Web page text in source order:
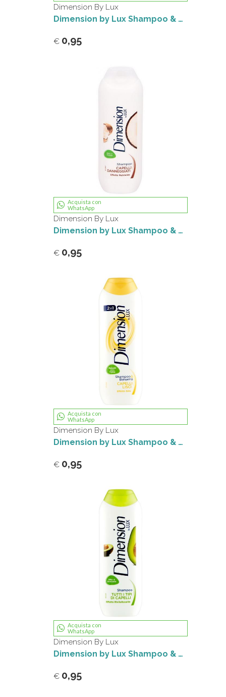
Dimension By Lux
Dimension by Lux Shampoo & Balsamo 2in1 Capelli Normali Effetto Brillantezza 250 ml
€ 0,95
Acquista con
WhatsApp
Dimension By Lux
Dimension by Lux Shampoo & Balsamo 2in1 Capelli Danneggiati Effetto Nutriente 250 ml
€ 0,95
Acquista con
WhatsApp
Dimension By Lux
Dimension by Lux Shampoo & Balsamo 2in1 Capelli Lisci Effetto Seta 250 ml
€ 0,95
Acquista con
WhatsApp
Dimension By Lux
Dimension by Lux Shampoo & Balsamo 2in1 Tutti i Tipi di Capelli Effetto Rivitalizzante 250 ml
€ 0,95